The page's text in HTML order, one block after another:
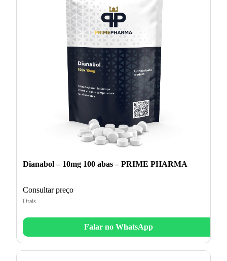
Dianabol – 10mg 100 abas – PRIME PHARMA
Consultar preço
Orais
Falar no WhatsApp